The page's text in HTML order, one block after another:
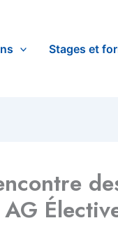
Stages et